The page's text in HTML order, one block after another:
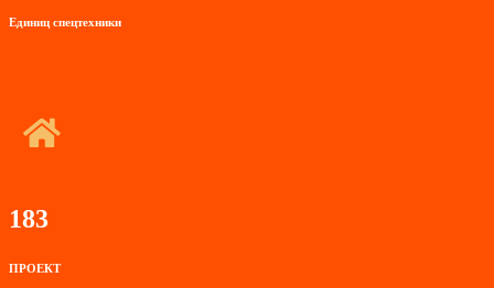
Единиц спецтехники
183
ПРОЕКТ